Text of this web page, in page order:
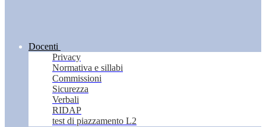
Docenti
Privacy
Normativa e sillabi
Commissioni
Sicurezza
Verbali
RIDAP
test di piazzamento L2